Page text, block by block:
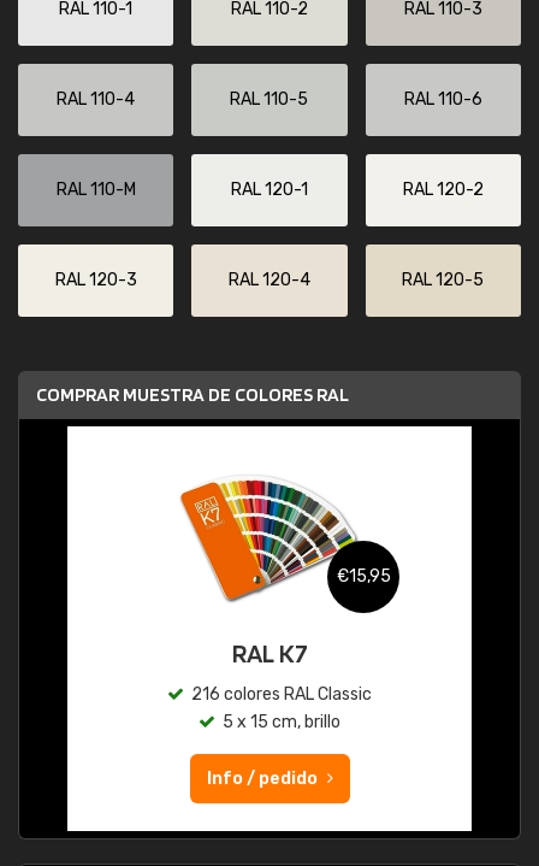
RAL 110-1 RAL 110-2 RAL 110-3
RAL 110-4 RAL 110-5 RAL 110-6
RAL 110-M RAL 120-1 RAL 120-2
RAL 120-3 RAL 120-4 RAL 120-5
COMPRAR MUESTRA DE COLORES RAL
€15,95
RAL K7
216 colores RAL Classic
5 x 15 cm, brillo
Info / pedido